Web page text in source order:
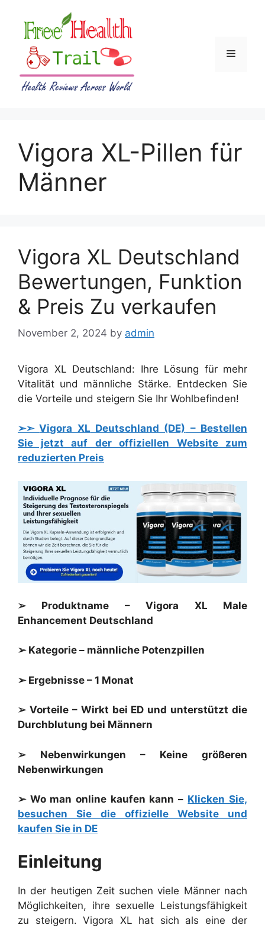
content
Menu
Vigora XL-Pillen für
Männer
Vigora XL Deutschland
Bewertungen, Funktion
& Preis Zu verkaufen
November 2, 2024 by admin
Vigora XL Deutschland: Ihre Lösung für mehr
Vitalität und männliche Stärke. Entdecken Sie
die Vorteile und steigern Sie Ihr Wohlbefinden!
➢➣Vigora XL Deutschland (DE) – Bestellen
Sie jetzt auf der offiziellen Website zum
reduzierten Preis
➢ Produktname –Vigora XL Male
Enhancement Deutschland
➢ Kategorie – männliche Potenzpillen
➢ Ergebnisse – 1 Monat
➢ Vorteile – Wirkt bei ED und unterstützt die
Durchblutung bei Männern
➢ Nebenwirkungen – Keine größeren
Nebenwirkungen
➢ Wo man online kaufen kann – Klicken Sie,
besuchen Sie die offizielle Website und
kaufen Sie in DE
Einleitung
In der heutigen Zeit suchen viele Männer nach
Möglichkeiten, ihre sexuelle Leistungsfähigkeit
zu steigern. Vigora XL hat sich als eine der